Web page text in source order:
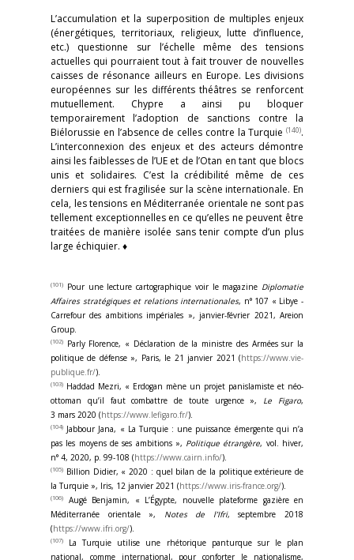
L’accumulation et la superposition de multiples enjeux
(énergétiques, territoriaux, religieux, lutte d’influence,
etc.) questionne sur l’échelle même des tensions
actuelles qui pourraient tout à fait trouver de nouvelles
caisses de résonance ailleurs en Europe. Les divisions
européennes sur les différents théâtres se renforcent
mutuellement. Chypre a ainsi pu bloquer
temporairement l’adoption de sanctions contre la
Biélorussie en l’absence de celles contre la Turquie (140).
L’interconnexion des enjeux et des acteurs démontre
ainsi les faiblesses de l’UE et de l’Otan en tant que blocs
unis et solidaires. C’est la crédibilité même de ces
derniers qui est fragilisée sur la scène internationale. En
cela, les tensions en Méditerranée orientale ne sont pas
tellement exceptionnelles en ce qu’elles ne peuvent être
traitées de manière isolée sans tenir compte d’un plus
large échiquier. ♦
(101) Pour une lecture cartographique voir le magazine Diplomatie
Affaires stratégiques et relations internationales, n° 107 « Libye -
Carrefour des ambitions impériales », janvier-février 2021, Areion
Group.
(102) Parly Florence, « Déclaration de la ministre des Armées sur la
politique de défense », Paris, le 21 janvier 2021 (https://www.vie-
publique.fr/).
(103) Haddad Mezri, « Erdogan mène un projet panislamiste et néo-
ottoman qu’il faut combattre de toute urgence », Le Figaro,
3 mars 2020 (https://www.lefigaro.fr/).
(104) Jabbour Jana, « La Turquie : une puissance émergente qui n’a
pas les moyens de ses ambitions », Politique étrangère, vol. hiver,
n° 4, 2020, p. 99-108 (https://www.cairn.info/).
(105) Billion Didier, « 2020 : quel bilan de la politique extérieure de
la Turquie », Iris, 12 janvier 2021 (https://www.iris-france.org/).
(106)
Augé Benjamin, « L’Égypte, nouvelle plateforme gazière en
Méditerranée orientale », Notes de l’Ifri, septembre 2018
(https://www.ifri.org/).
(107)
La Turquie utilise une rhétorique panturque sur le plan
national, comme international, pour conforter le nationalisme,